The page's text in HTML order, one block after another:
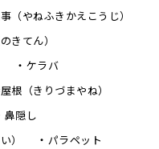
（やねふきかえこうじ）
きてん）
ケラバ
根（きりづまやね）
鼻隠し
）
パラペット